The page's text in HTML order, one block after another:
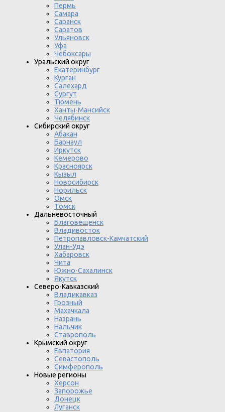
Пермь
Самара
Саранск
Саратов
Ульяновск
Уфа
Чебоксары
Уральский округ
Екатеринбург
Курган
Салехард
Сургут
Тюмень
Ханты-Мансийск
Челябинск
Сибирский округ
Абакан
Барнаул
Иркутск
Кемерово
Красноярск
Кызыл
Новосибирск
Норильск
Омск
Томск
Дальневосточный
Благовещенск
Владивосток
Петропавловск-Камчатский
Улан-Удэ
Хабаровск
Чита
Южно-Сахалинск
Якутск
Северо-Кавказский
Владикавказ
Грозный
Махачкала
Назрань
Нальчик
Ставрополь
Крымский округ
Евпатория
Севастополь
Симферополь
Новые регионы
Херсон
Запорожье
Донецк
Луганск